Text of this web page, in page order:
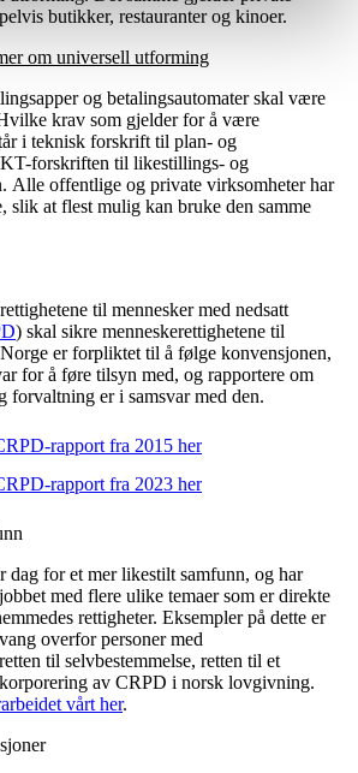
butikker, restauranter og kinoer.
om universell utforming
og betalingsautomater skal være
krav som gjelder for å være
i teknisk forskrift til plan- og
forskriften til likestillings- og
Alle offentlige og private virksomheter har
slik at flest mulig kan bruke den samme
til mennesker med nedsatt
) skal sikre menneskerettighetene til
er forpliktet til å følge konvensjonen,
for å føre tilsyn med, og rapportere om
forvaltning er i samsvar med den.
rapport fra 2015 her
rapport fra 2023 her
dag for et mer likestilt samfunn, og har
med flere ulike temaer som er direkte
rettigheter. Eksempler på dette er
overfor personer med
til selvbestemmelse, retten til et
av CRPD i norsk lovgivning.
vårt her.